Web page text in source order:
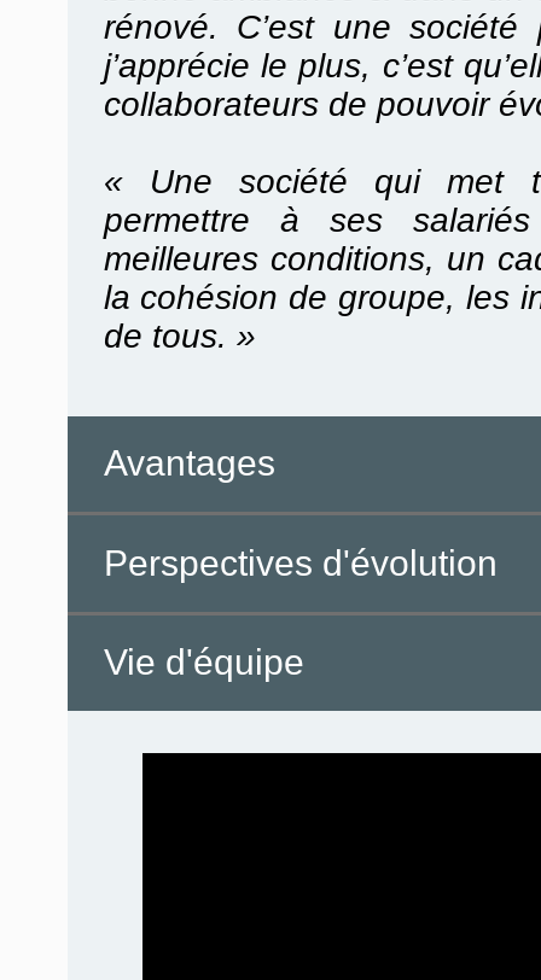
rénové. C’est une
j’apprécie le plus, c’est
collaborateurs de pouvoir
« Une société qui met
permettre à ses
meilleures conditions, un
la cohésion de groupe, les
de tous. »
Avantages
Perspectives d'évolution
Vie d'équipe